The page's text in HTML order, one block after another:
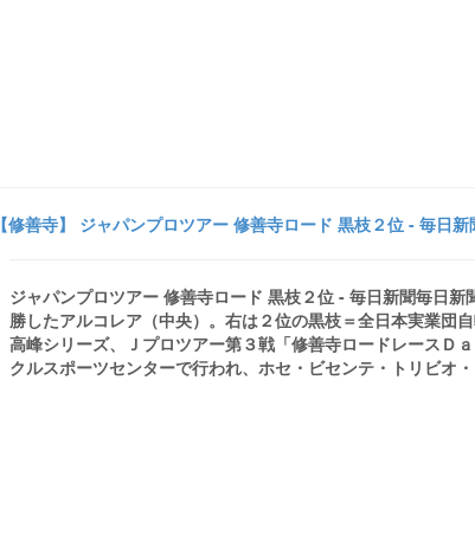
【修善寺】 ジャパンプロツアー 修善寺ロード 黒枝２位 - 毎日新
ジャパンプロツアー 修善寺ロード 黒枝２位 - 毎日新聞毎日
勝したアルコレア（中央）。右は２位の黒枝＝全日本実業団
高峰シリーズ、Ｊプロツアー第３戦「修善寺ロードレースＤ
クルスポーツセンターで行われ、ホセ・ビセンテ・トリビオ